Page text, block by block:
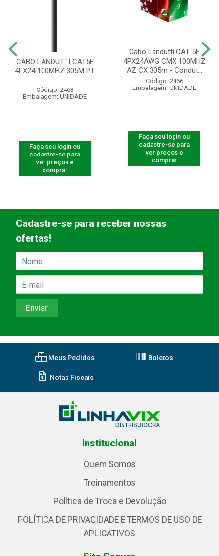
CABO LANDUTTI CAT5E
4PX24 100MHZ 305M PT
Código: 2463
Embalagem: UNIDADE
Faça seu login ou
cadastre-se para
ver preços e
comprar
Cabo Landutti CAT 5E
4PX24AWG CMX 100MHZ
AZ CX 305m - Condut...
Código: 2466
Embalagem: UNIDADE
Faça seu login ou
cadastre-se para
ver preços e
comprar
Cadastre-se para receber nossas
ofertas!
Meus Pedidos Boletos
Notas Fiscais
Institucional
Quem Somos
Treinamentos
Política de Troca e Devolução
POLÍTICA DE PRIVACIDADE E TERMOS DE USO DE
APLICATIVOS